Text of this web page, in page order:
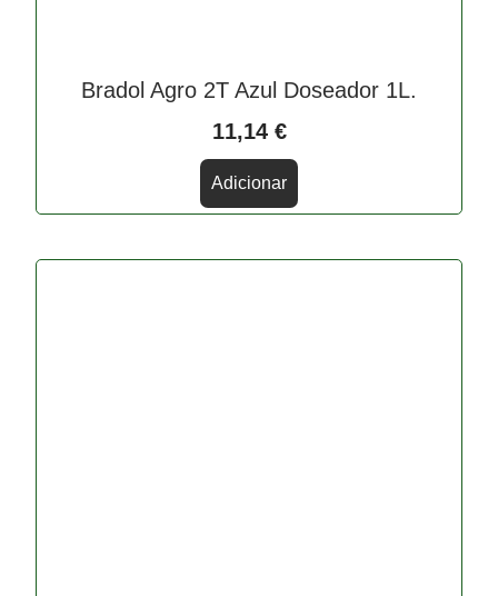
Bradol Agro 2T Azul Doseador 1L.
11,14 €
Adicionar